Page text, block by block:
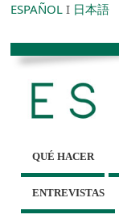
ESPAÑOL I 日本語
QUÉ HACER
ENTREVISTAS